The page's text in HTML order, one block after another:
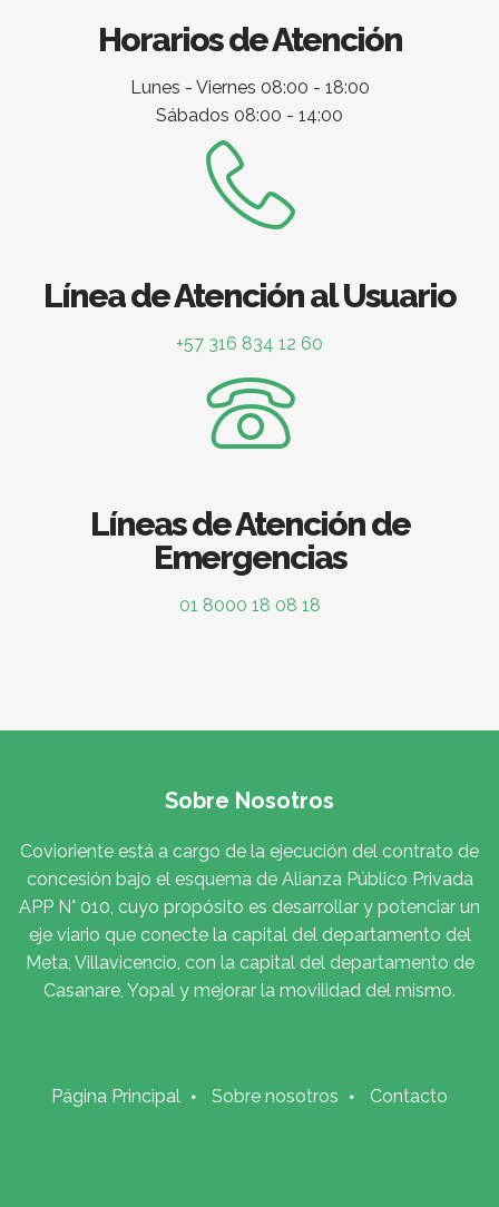
Horarios de Atención
Lunes - Viernes 08:00 - 18:00
Sábados 08:00 - 14:00
Línea de Atención al Usuario
+57 316 834 12 60
Líneas de Atención de
Emergencias
01 8000 18 08 18
Sobre Nosotros
Covioriente está a cargo de la ejecución del contrato de
concesión bajo el esquema de Alianza Público Privada
APP N° 010, cuyo propósito es desarrollar y potenciar un
eje viario que conecte la capital del departamento del
Meta, Villavicencio, con la capital del departamento de
Casanare, Yopal y mejorar la movilidad del mismo.
Página Principal Sobre nosotros Contacto